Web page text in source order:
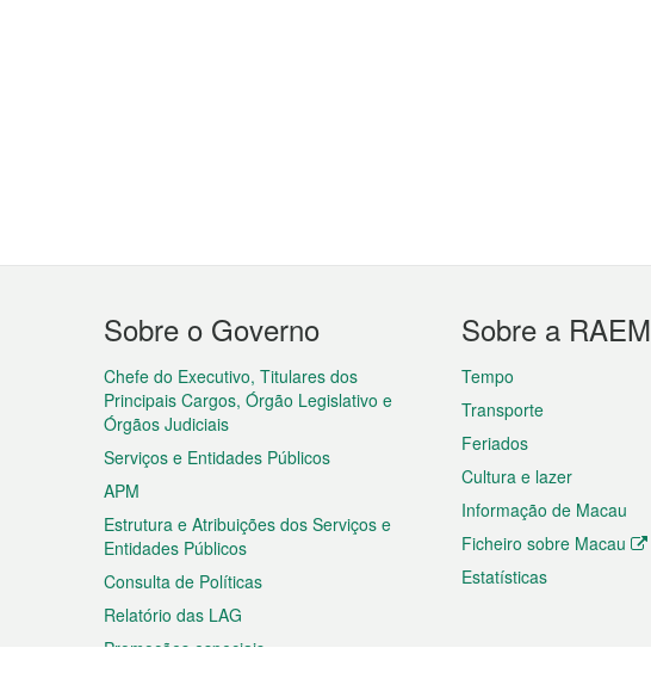
Menu
do
rodapé
Sobre o Governo
Chefe do Executivo, Titulares dos
Principais Cargos, Órgão Legislativo e
Órgãos Judiciais
Serviços e Entidades Públicos
APM
Estrutura e Atribuições dos Serviços e
Entidades Públicos
Consulta de Políticas
Relatório das LAG
Promoções especiais
Sobre a RAEM
Tempo
Transporte
Feriados
Cultura e lazer
Informação de Macau
Ficheiro sobre Macau
Estatísticas